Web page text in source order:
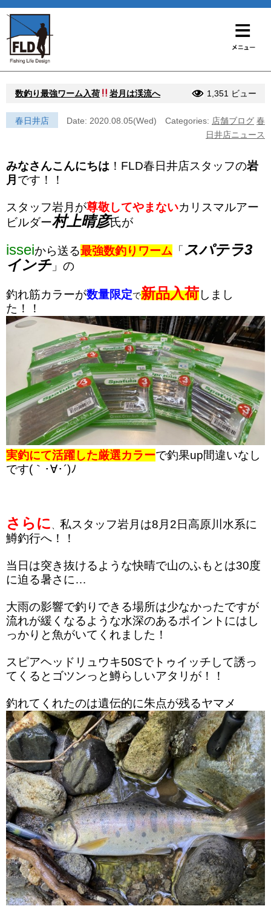
数釣り最強ワーム入荷 岩月は渓流へ 1,351 ビュー
春日井店 Date: 2020.08.05(Wed) Categories: 店舗ブログ 春
日井店ニュース
みなさんこんにちは ！FLD春日井店スタッフの岩
月 です！！
スタッフ岩月が尊敬してやまないカリスマルアー
ビルダー村上晴彦氏が
isseiから送る最強数釣りワーム 「スパテラ3
インチ」の
釣れ筋カラーが数量限定で新品入荷しまし
た！！
実釣にて活躍した厳選カラーで釣果up間違いなし
です(｀･∀･´)ﾉ
さらに
私スタッフ岩月は8月2日高原川水系に
鱒釣行へ！！
当日は突き抜けるような快晴で山のふもとは30度
に迫る暑さに…
大雨の影響で釣りできる場所は少なかったですが
流れが緩くなるような水深のあるポイントにはし
っかりと魚がいてくれました！
スピアヘッドリュウキ50Sでトゥイッチして誘っ
てくるとゴツンっと鱒らしいアタリが！！
釣れてくれたのは遺伝的に朱点が残るヤマメ